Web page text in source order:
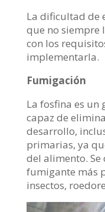
La dificultad de
que no siempre
con los
implementarla.
Fumigación
La fosfina es un
capaz de
desarrollo,
primarias, ya
del alimento. Se
fumigante más
insectos,